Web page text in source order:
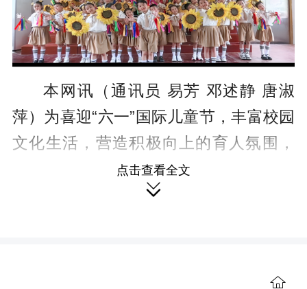
本网讯（通讯员 易芳 邓述静 唐淑
萍）为喜迎“六一”国际儿童节，丰富校园
文化生活，营造积极向上的育人氛围，
进一步增强学生集体荣誉感和班级凝聚
力，5月25日至29日，双牌一小举办建制
比赛现
点击查看全文
